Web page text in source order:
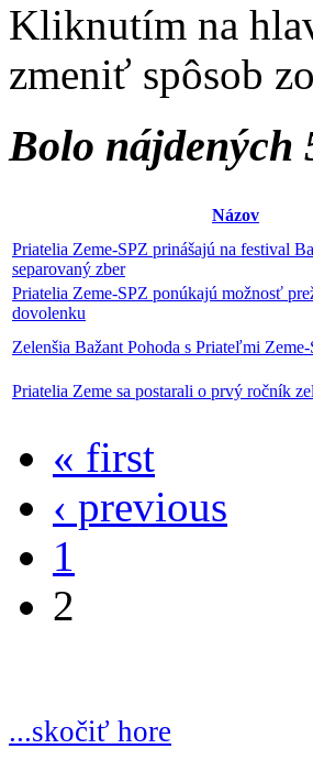
Kliknutím na
zmeniť spôsob
Bolo nájdených
Názov
Priatelia Zeme-SPZ prinášajú na festival
separovaný zber
Priatelia Zeme-SPZ ponúkajú možnosť
dovolenku
Zelenšia Bažant Pohoda s Priateľmi Zeme-
Priatelia Zeme sa postarali o prvý ročník
« first
‹ previous
1
2
...skočiť hore